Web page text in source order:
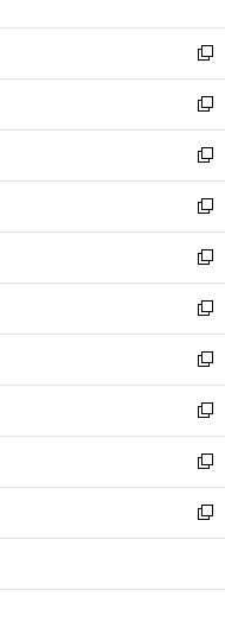
開
く
ウ
で
開
く
ン
ド
ウ
で
開
く
ウ
ィ
ン
ド
ウ
で
開
く
新
し
い
ウ
ィ
ン
ド
ウ
で
開
く
新
し
い
ウ
ィ
ン
ド
ウ
で
開
く
新
し
い
ウ
ィ
ン
ド
ウ
で
開
く
新
し
い
ウ
ィ
ン
ド
ウ
で
開
く
新
し
い
ウ
ィ
ン
ド
ウ
で
開
く
新
し
い
ウ
ィ
ン
ド
ウ
で
開
新
し
い
ウ
ィ
ン
ド
ウ
開
新
し
い
ウ
ィ
ン
ウ
新
し
い
ウ
ン
新
し
ウ